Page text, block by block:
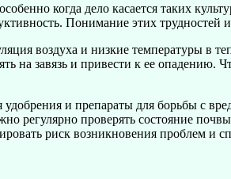
когда дело касается таких
Понимание этих трудностей
воздуха и низкие температуры в
на завязь и привести к ее
удобрения и препараты для борьбы
регулярно проверять состояние
риск возникновения проблем и